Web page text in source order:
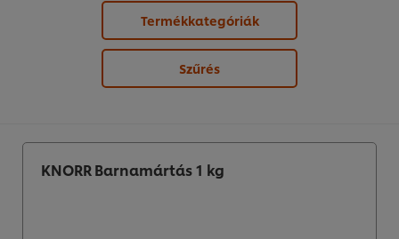
Termékkategóriák
Szűrés
KNORR Barnamártás 1 kg